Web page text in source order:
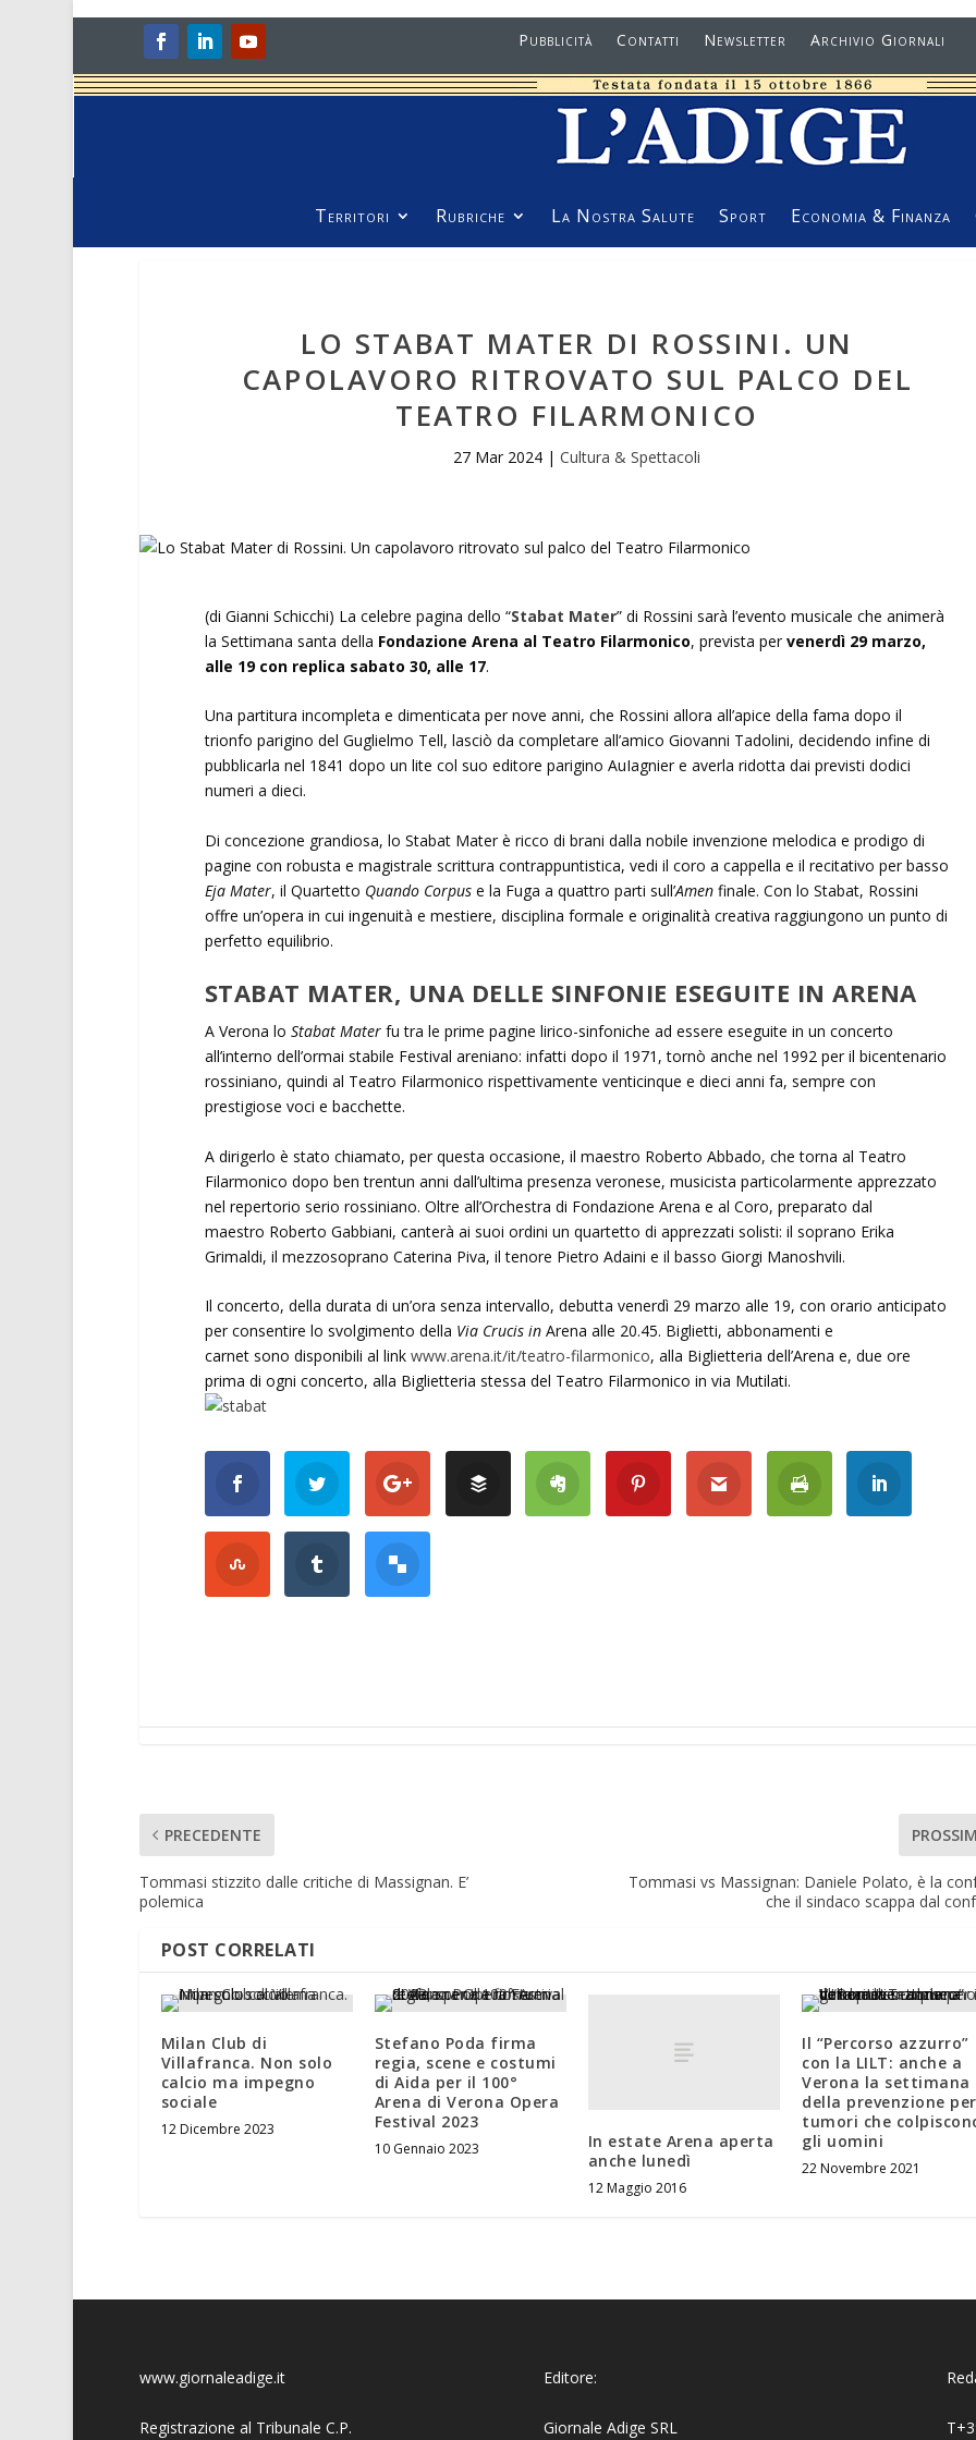
Pubblicità Contatti Newsletter Archivio Giornali
Territori Rubriche La Nostra Salute Sport Economia & Finanza
LO STABAT MATER DI ROSSINI. UN
CAPOLAVORO RITROVATO SUL PALCO DEL
TEATRO FILARMONICO
27 Mar 2024 |Cultura & Spettacoli
(di Gianni Schicchi) La celebre pagina dello “Stabat Mater” di Rossini sarà l’evento musicale che animerà
la Settimana santa della Fondazione Arena al Teatro Filarmonico, prevista per venerdì 29 marzo,
alle 19 con replica sabato 30, alle 17.
Una partitura incompleta e dimenticata per nove anni, che Rossini allora all’apice della fama dopo il
trionfo parigino del Guglielmo Tell, lasciò da completare all’amico Giovanni Tadolini, decidendo infine di
pubblicarla nel 1841 dopo un lite col suo editore parigino AuIagnier e averla ridotta dai previsti dodici
numeri a dieci.
Di concezione grandiosa, lo Stabat Mater è ricco di brani dalla nobile invenzione melodica e prodigo di
pagine con robusta e magistrale scrittura contrappuntistica, vedi il coro a cappella e il recitativo per basso
Eja Mater, il Quartetto Quando Corpuse la Fuga a quattro parti sull’Amen finale. Con lo Stabat, Rossini
offre un’opera in cui ingenuità e mestiere, disciplina formale e originalità creativa raggiungono un punto di
perfetto equilibrio.
STABAT MATER, UNA DELLE SINFONIE ESEGUITE IN ARENA
A Verona lo Stabat Materfu tra le prime pagine lirico-sinfoniche ad essere eseguite in un concerto
all’interno dell’ormai stabile Festival areniano: infatti dopo il 1971, tornò anche nel 1992 per il bicentenario
rossiniano, quindi al Teatro Filarmonico rispettivamente venticinque e dieci anni fa, sempre con
prestigiose voci e bacchette.
A dirigerlo è stato chiamato, per questa occasione, il maestro Roberto Abbado, che torna al Teatro
Filarmonico dopo ben trentun anni dall’ultima presenza veronese, musicista particolarmente apprezzato
nel repertorio serio rossiniano. Oltre all’Orchestra di Fondazione Arena e al Coro, preparato dal
maestro Roberto Gabbiani, canterà ai suoi ordini un quartetto di apprezzati solisti: il soprano Erika
Grimaldi, il mezzosoprano Caterina Piva, il tenore Pietro Adaini e il basso Giorgi Manoshvili.
Il concerto, della durata di un’ora senza intervallo, debutta venerdì 29 marzo alle 19, con orario anticipato
per consentire lo svolgimento della Via Crucis inArena alle 20.45. Biglietti, abbonamenti e
carnet sono disponibili al link www.arena.it/it/teatro-filarmonico, alla Biglietteria dell’Arena e, due ore
prima di ogni concerto, alla Biglietteria stessa del Teatro Filarmonico in via Mutilati.
PRECEDENTE
Tommasi stizzito dalle critiche di Massignan. E’
polemica
Tommasi vs Massignan: Daniele Polato, è la
che il sindaco scappa dal
POST CORRELATI
Milan Club di
Villafranca. Non solo
calcio ma impegno
sociale
12 Dicembre 2023
Stefano Poda firma
regia, scene e costumi
di Aida per il 100°
Arena di Verona Opera
Festival 2023
10 Gennaio 2023
In estate Arena aperta
anche lunedì
12 Maggio 2016
Il “Percorso azzurro”
con la LILT: anche a
Verona la settimana
della prevenzione
tumori che
gli uomini
22 Novembre 2021
www.giornaleadige.it
Registrazione al Tribunale C.P.
Editore:
Giornale Adige SRL